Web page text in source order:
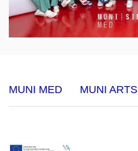
MUNI MED MUNI ARTS